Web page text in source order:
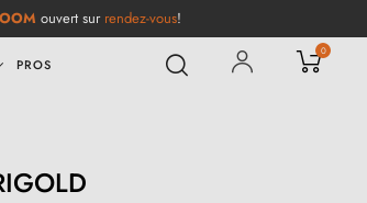
ouvert sur rendez-vous!
PROS
0